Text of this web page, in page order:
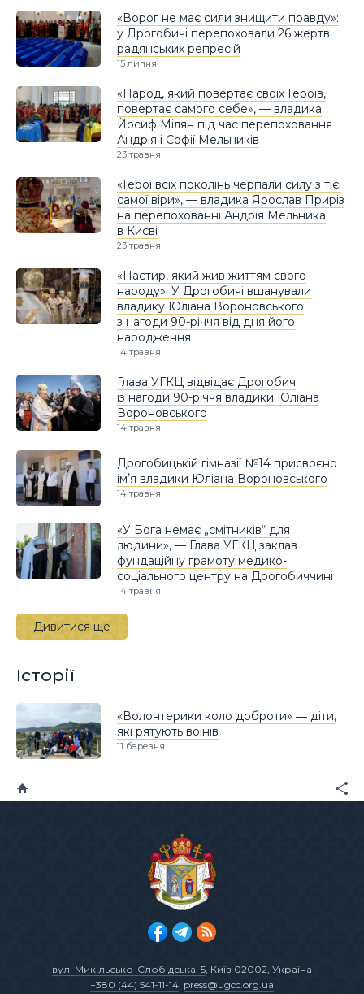
«Ворог не має сили знищити правду»:
у Дрогобичі перепоховали 26 жертв
радянських репресій
15 липня
«Народ, який повертає своїх Героїв,
повертає самого себе», — владика
Йосиф Мілян під час перепоховання
Андрія і Софії Мельників
23 травня
«Герої всіх поколінь черпали силу з тієї
самої віри», — владика Ярослав Приріз
на перепохованні Андрія Мельника
в Києві
23 травня
«Пастир, який жив життям свого
народу»: У Дрогобичі вшанували
владику Юліана Вороновського
з нагоди 90-річчя від дня його
народження
14 травня
Глава УГКЦ відвідає Дрогобич
із нагоди 90-річчя владики Юліана
Вороновського
14 травня
Дрогобицькій гімназії №14 присвоєно
імʼя владики Юліана Вороновського
14 травня
«У Бога немає „смітників“ для
людини», — Глава УГКЦ заклав
фундаційну грамоту медико-
соціального центру на Дрогобиччині
14 травня
Дивитися ще
Історії
«Волонтерики коло доброти» ― діти,
які рятують воїнів
11 березня
вул. Микільсько-Слобідська, 5, Київ 02002, Україна
+380 (44) 541-11-14, press@ugcc.org.ua